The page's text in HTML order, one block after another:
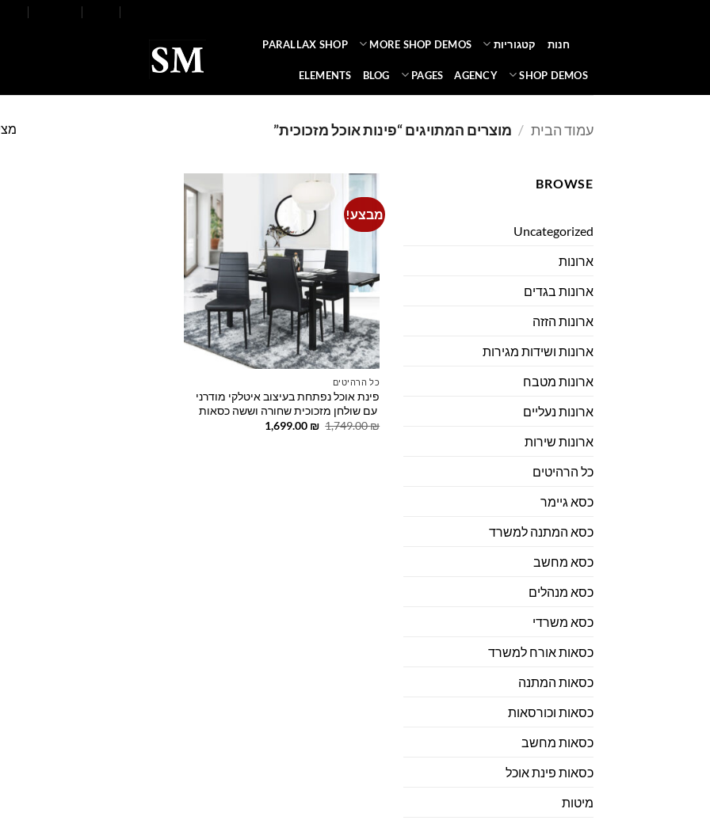
חנות קטגוריות MORE SHOP DEMOS
PARALLAX SHOP
SHOP DEMOS
AGENCY
PAGES
BLOG
ELEMENTS
עמוד הבית / מוצרים המתויגים “פינות אוכל מזכוכית”
BROWSE
Uncategorized
ארונות
ארונות בגדים
ארונות הזזה
ארונות ושידות מגירות
ארונות מטבח
ארונות נעליים
ארונות שירות
כל הרהיטים
כסא גיימר
כסא המתנה למשרד
כסא מחשב
כסא מנהלים
כסא משרדי
כסאות אורח למשרד
כסאות המתנה
כסאות וכורסאות
כסאות מחשב
כסאות פינת אוכל
מיטות
מבצע!
Add to
wishlist
כל הרהיטים
פינת אוכל נפתחת בעיצוב איטלקי מודרני
עם שולחן מזכוכית שחורה וששה כסאות
1,749.00₪
המחיר
1,699.00 ₪